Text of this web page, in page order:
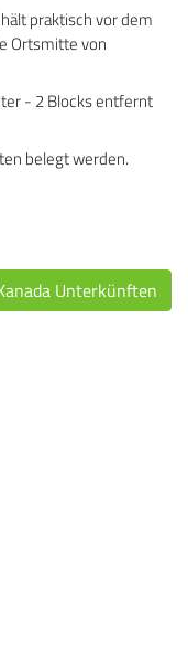
praktisch vor dem
Ortsmitte von
- 2 Blocks entfernt
belegt werden.
Unterkünften